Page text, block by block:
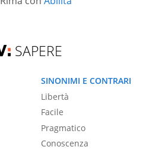
SAPERE
SINONIMI E CONTRARI
Libertà
Facile
Pragmatico
Conoscenza